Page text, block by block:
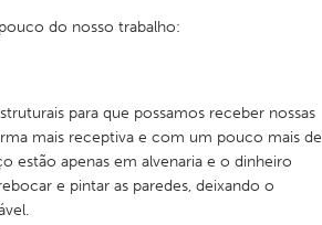
do nosso trabalho:
para que possamos receber nossas
mais receptiva e com um pouco mais de
estão apenas em alvenaria e o dinheiro
e pintar as paredes, deixando o